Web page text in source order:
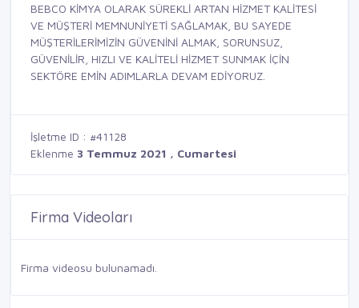
BEBCO KİMYA OLARAK SÜREKLİ ARTAN HİZMET KALİTESİ
VE MÜŞTERİ MEMNUNİYETİ SAĞLAMAK, BU SAYEDE
MÜŞTERİLERİMİZİN GÜVENİNİ ALMAK, SORUNSUZ,
GÜVENİLİR, HIZLI VE KALİTELİ HİZMET SUNMAK İÇİN
SEKTÖRE EMİN ADIMLARLA DEVAM EDİYORUZ.
İşletme ID : #41128
Eklenme 3 Temmuz 2021 , Cumartesi
Firma Videoları
Firma videosu bulunamadı.